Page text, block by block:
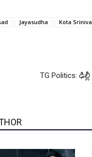
Jayasudha Kota
TG Politics: